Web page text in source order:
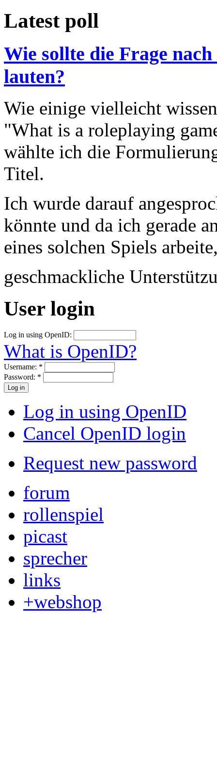
Latest poll
Wie sollte die Frage
lauten?
Wie einige vielleicht
"What is a roleplaying
wählte ich die
Titel.
Ich wurde darauf
könnte und da ich gerade
eines solchen Spiels
geschmackliche
User login
Log in using OpenID:
What is OpenID?
Username: *
Password: *
Log in using OpenID
Cancel OpenID login
Request new password
forum
rollenspiel
picast
sprecher
links
+webshop